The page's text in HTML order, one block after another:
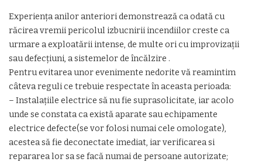
Experienţa anilor anteriori demonstrează ca odată cu
răcirea vremii pericolul izbucnirii incendiilor creste ca
urmare a exploatării intense, de multe ori cu improvizaţii
sau defecţiuni, a sistemelor de încălzire .
Pentru evitarea unor evenimente nedorite vă reamintim
câteva reguli ce trebuie respectate în aceasta perioada:
– Instalaţiile electrice să nu fie suprasolicitate, iar acolo
unde se constata ca există aparate sau echipamente
electrice defecte(se vor folosi numai cele omologate),
acestea să fie deconectate imediat, iar verificarea si
repararea lor sa se facă numai de persoane autorizate;